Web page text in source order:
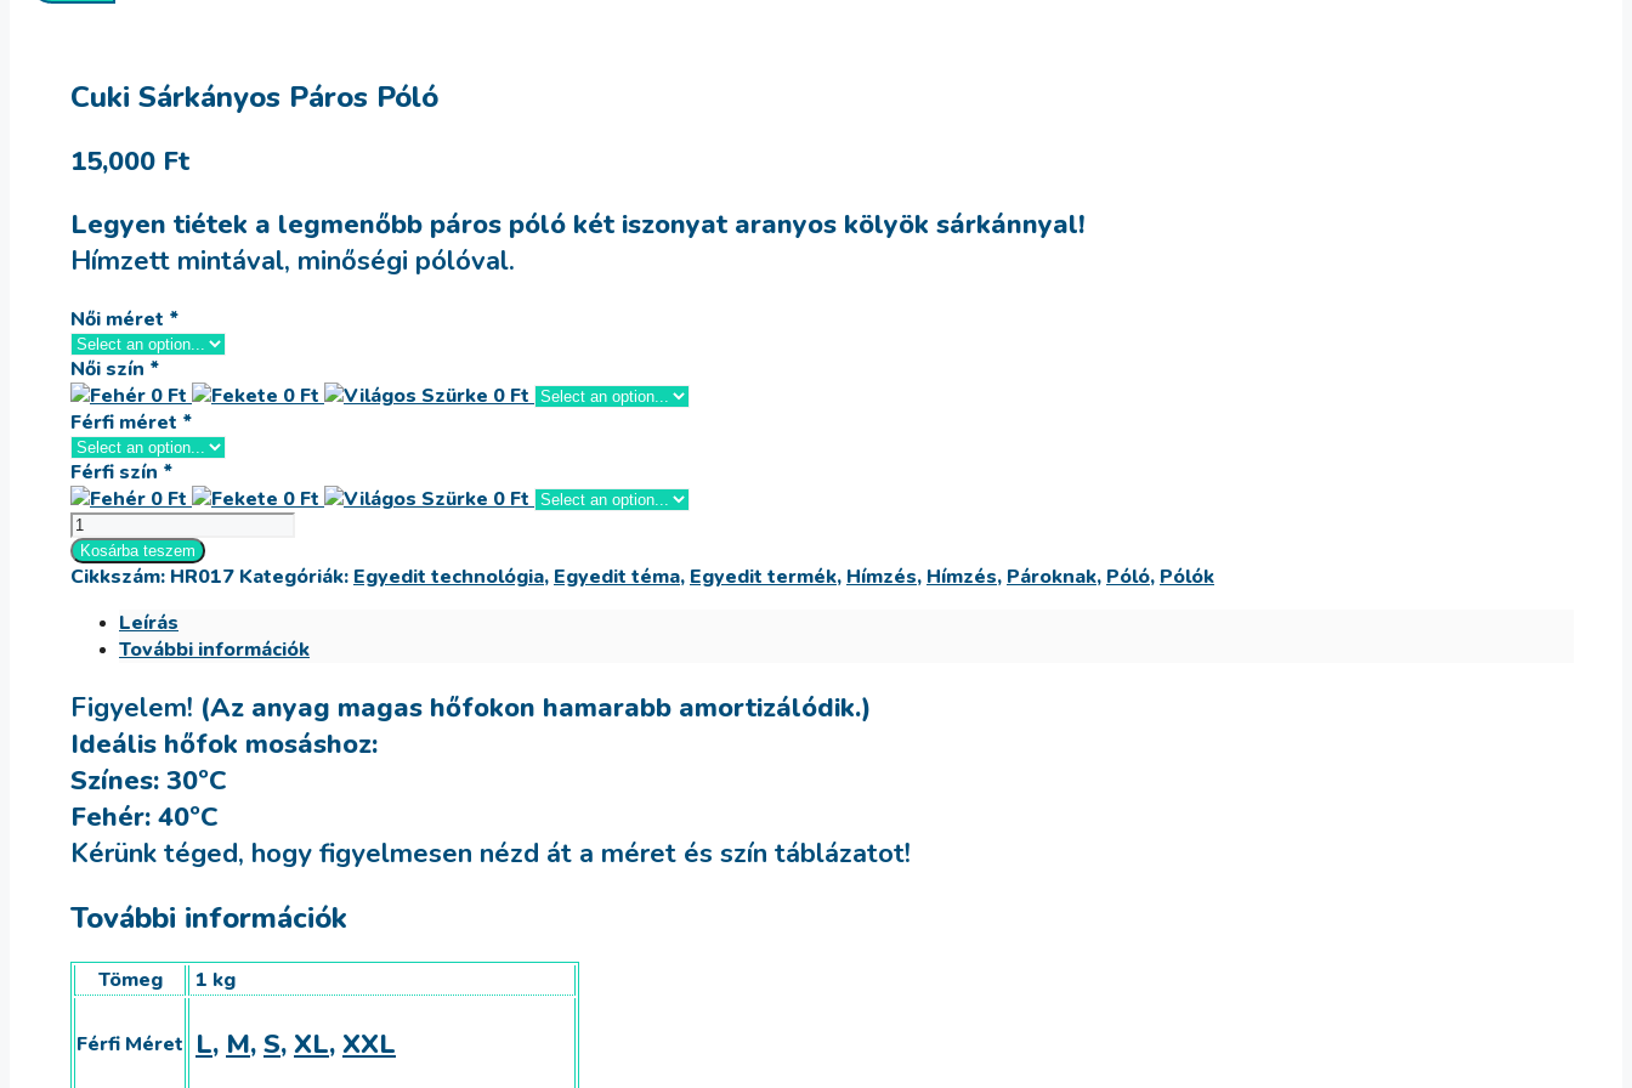
Cuki Sárkányos Páros Póló
15,000 Ft
Legyen tiétek a legmenőbb páros póló két iszonyat aranyos kölyök sárkánnyal!
Hímzett mintával, minőségi pólóval.
Női méret *
Női szín *
Férfi méret *
Férfi szín *
Cuki
Sárkányos
Páros
mennyiség
Kosárba teszem
Cikkszám: HR017 Kategóriák: Egyedit technológia, Egyedit téma, Egyedit termék, Hímzés, Hímzés, Pároknak, Póló, Pólók
Leírás
További információk
Figyelem! (Az anyag magas hőfokon hamarabb amortizálódik.)
Ideális hőfok mosáshoz:
Színes: 30ºC
Fehér: 40ºC
Kérünk téged, hogy figyelmesen nézd át a méret és szín táblázatot!
További információk
Tömeg 1 kg
Férfi Méret L, M, S, XL, XXL